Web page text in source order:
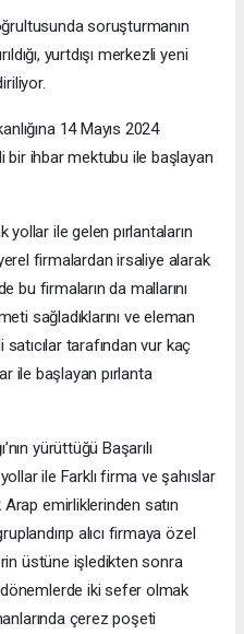
soruşturmanın
yurtdışı merkezli yeni
14 Mayıs 2024
bir ihbar mektubu ile başlayan
ile gelen pırlantaların
firmalardan irsaliye alarak
bu firmaların da mallarını
sağladıklarını ve eleman
tarafından vur kaç
ile başlayan pırlanta
yürüttüğü Başarılı
ile Farklı firma ve şahıslar
emirliklerinden satın
alıcı firmaya özel
üstüne işledikten sonra
iki sefer olmak
çerez poşeti